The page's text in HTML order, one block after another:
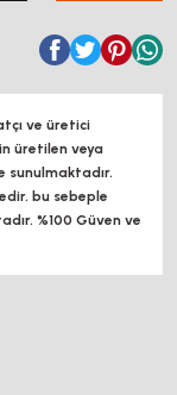
ve üretici
üretilen veya
sunulmaktadır.
bu sebeple
%100 Güven ve